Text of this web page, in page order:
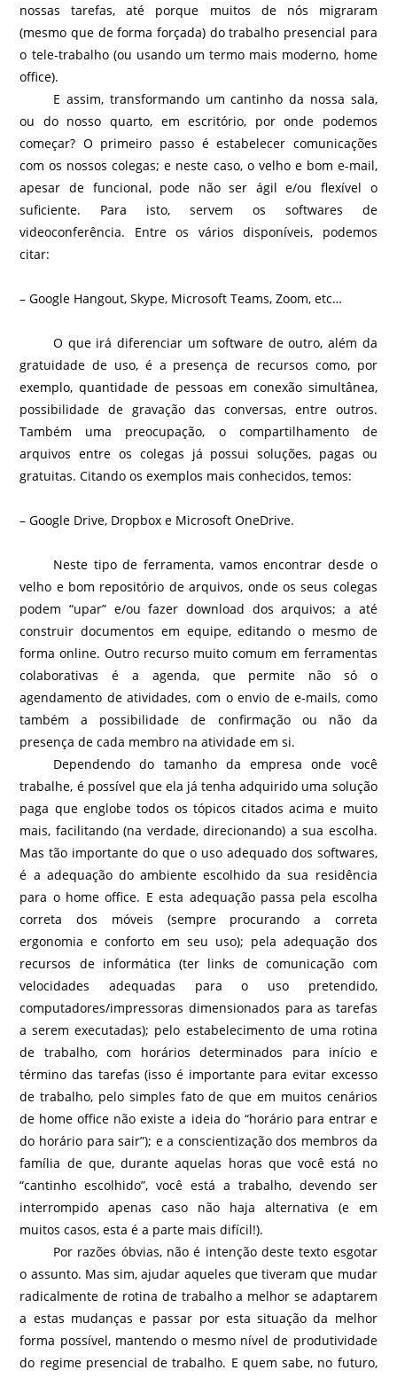
nossas tarefas, até porque muitos de nós migraram
(mesmo que de forma forçada) do trabalho presencial para
o tele-trabalho (ou usando um termo mais moderno, home
office).
E assim, transformando um cantinho da nossa sala,
ou do nosso quarto, em escritório, por onde podemos
começar? O primeiro passo é estabelecer comunicações
com os nossos colegas; e neste caso, o velho e bom e-mail,
apesar de funcional, pode não ser ágil e/ou flexível o
suficiente. Para isto, servem os softwares de
videoconferência. Entre os vários disponíveis, podemos
citar:
– Google Hangout, Skype, Microsoft Teams, Zoom, etc…
O que irá diferenciar um software de outro, além da
gratuidade de uso, é a presença de recursos como, por
exemplo, quantidade de pessoas em conexão simultânea,
possibilidade de gravação das conversas, entre outros.
Também uma preocupação, o compartilhamento de
arquivos entre os colegas já possui soluções, pagas ou
gratuitas. Citando os exemplos mais conhecidos, temos:
– Google Drive, Dropbox e Microsoft OneDrive.
Neste tipo de ferramenta, vamos encontrar desde o
velho e bom repositório de arquivos, onde os seus colegas
podem “upar” e/ou fazer download dos arquivos; a até
construir documentos em equipe, editando o mesmo de
forma online. Outro recurso muito comum em ferramentas
colaborativas é a agenda, que permite não só o
agendamento de atividades, com o envio de e-mails, como
também a possibilidade de confirmação ou não da
presença de cada membro na atividade em si.
Dependendo do tamanho da empresa onde você
trabalhe, é possível que ela já tenha adquirido uma solução
paga que englobe todos os tópicos citados acima e muito
mais, facilitando (na verdade, direcionando) a sua escolha.
Mas tão importante do que o uso adequado dos softwares,
é a adequação do ambiente escolhido da sua residência
para o home office. E esta adequação passa pela escolha
correta dos móveis (sempre procurando a correta
ergonomia e conforto em seu uso); pela adequação dos
recursos de informática (ter links de comunicação com
velocidades adequadas para o uso pretendido,
computadores/impressoras dimensionados para as tarefas
a serem executadas); pelo estabelecimento de uma rotina
de trabalho, com horários determinados para início e
término das tarefas (isso é importante para evitar excesso
de trabalho, pelo simples fato de que em muitos cenários
de home office não existe a ideia do “horário para entrar e
do horário para sair”); e a conscientização dos membros da
família de que, durante aquelas horas que você está no
“cantinho escolhido”, você está a trabalho, devendo ser
interrompido apenas caso não haja alternativa (e em
muitos casos, esta é a parte mais difícil!).
Por razões óbvias, não é intenção deste texto esgotar
o assunto. Mas sim, ajudar aqueles que tiveram que mudar
radicalmente de rotina de trabalho a melhor se adaptarem
a estas mudanças e passar por esta situação da melhor
forma possível, mantendo o mesmo nível de produtividade
do regime presencial de trabalho. E quem sabe, no futuro,